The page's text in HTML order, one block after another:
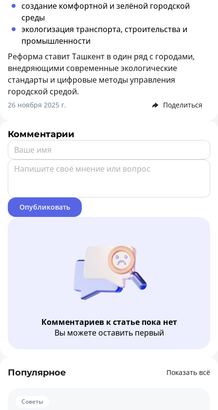
создание комфортной и зелёной городской
среды
экологизация транспорта, строительства и
промышленности
Реформа ставит Ташкент в один ряд с городами,
внедряющими современные экологические
стандарты и цифровые методы управления
городской средой.
26 ноября 2025 г. Поделиться
Комментарии
Опубликовать
Комментариев к статье пока нет
Вы можете оставить первый
Популярное Показать всё
Советы